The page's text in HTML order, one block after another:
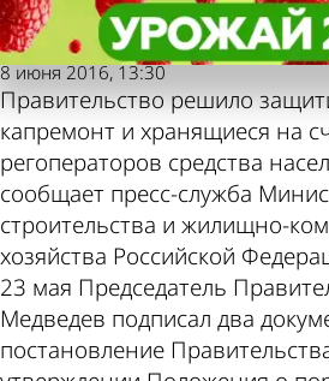
Средства на
защиту
Любимая
газета
8 июня 2016, 13:30
Правительство решило
капремонт и хранящиеся на
регоператоров средства
сообщает пресс-служба
строительства и жилищно-
хозяйства Российской
23 мая Председатель
Медведев подписал два
постановление
Средства на
защиту
Любимая
газета
Также
пишет по
теме
Погода и
валют в